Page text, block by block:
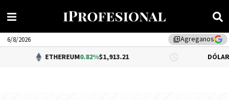
library_addAgreganos
6/8/2026
ETHEREUM0.82%$1,913.21 DÓLAR BNA 0.34%